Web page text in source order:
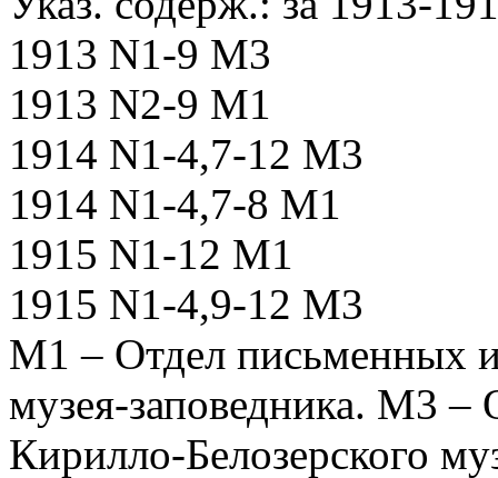
1913 N1-9 М3
1913 N2-9 М1
1914 N1-4,7-12 М3
1914 N1-4,7-8 М1
1915 N1-12 М1
1915 N1-4,9-12 М3
М1 – Отдел письменных
музея-заповедника. М3 –
Кирилло-Белозерского